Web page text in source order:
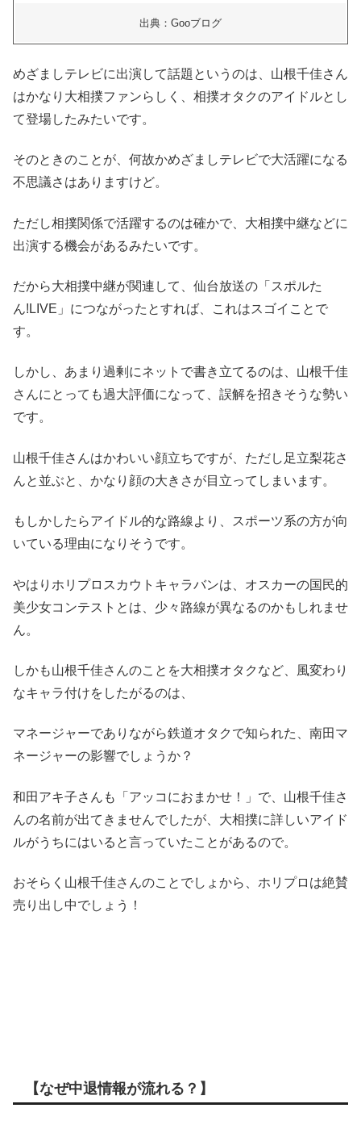
出典：Gooブログ
めざましテレビに出演して話題というのは、山根千佳さん
はかなり大相撲ファンらしく、相撲オタクのアイドルとし
て登場したみたいです。
そのときのことが、何故かめざましテレビで大活躍になる
不思議さはありますけど。
ただし相撲関係で活躍するのは確かで、大相撲中継などに
出演する機会があるみたいです。
だから大相撲中継が関連して、仙台放送の「スポルた
ん!LIVE」につながったとすれば、これはスゴイことで
す。
しかし、あまり過剰にネットで書き立てるのは、山根千佳
さんにとっても過大評価になって、誤解を招きそうな勢い
です。
山根千佳さんはかわいい顔立ちですが、ただし足立梨花さ
んと並ぶと、かなり顔の大きさが目立ってしまいます。
もしかしたらアイドル的な路線より、スポーツ系の方が向
いている理由になりそうです。
やはりホリプロスカウトキャラバンは、オスカーの国民的
美少女コンテストとは、少々路線が異なるのかもしれませ
ん。
しかも山根千佳さんのことを大相撲オタクなど、風変わり
なキャラ付けをしたがるのは、
マネージャーでありながら鉄道オタクで知られた、南田マ
ネージャーの影響でしょうか？
和田アキ子さんも「アッコにおまかせ！」で、山根千佳さ
んの名前が出てきませんでしたが、大相撲に詳しいアイド
ルがうちにはいると言っていたことがあるので。
おそらく山根千佳さんのことでしょから、ホリプロは絶賛
売り出し中でしょう！
【なぜ中退情報が流れる？】